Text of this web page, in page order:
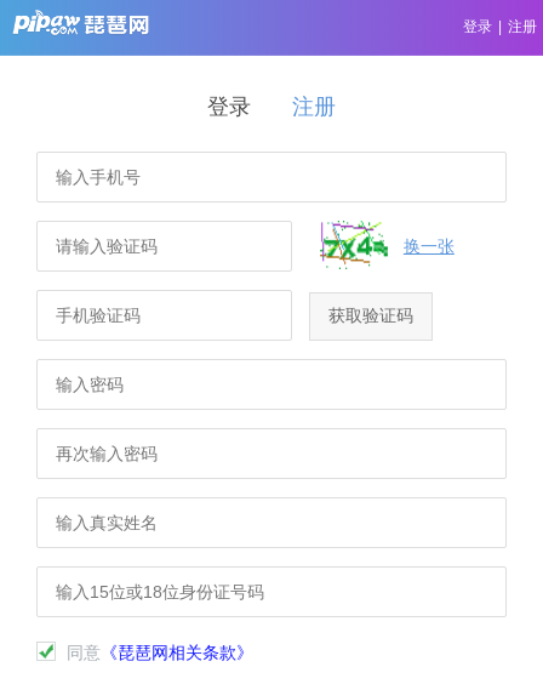
登录 注册
登录 注册
换一张
获取验证码
同意 《琵琶网相关条款》